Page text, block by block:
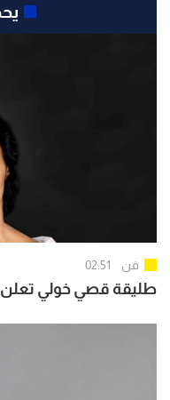
فن 02:51
طليقة قصي خولي تعلن